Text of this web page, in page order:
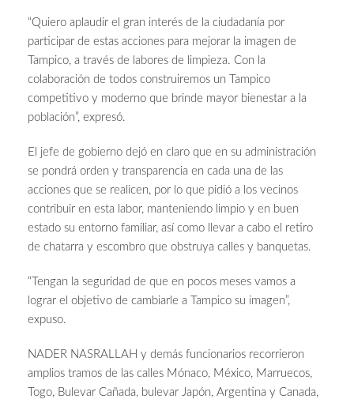
“Quiero aplaudir el gran interés de la ciudadanía por
participar de estas acciones para mejorar la imagen de
Tampico, a través de labores de limpieza. Con la
colaboración de todos construiremos un Tampico
competitivo y moderno que brinde mayor bienestar a la
población”, expresó.
El jefe de gobierno dejó en claro que en su administración
se pondrá orden y transparencia en cada una de las
acciones que se realicen, por lo que pidió a los vecinos
contribuir en esta labor, manteniendo limpio y en buen
estado su entorno familiar, así como llevar a cabo el retiro
de chatarra y escombro que obstruya calles y banquetas.
“Tengan la seguridad de que en pocos meses vamos a
lograr el objetivo de cambiarle a Tampico su imagen”,
expuso.
NADER NASRALLAH y demás funcionarios recorrieron
amplios tramos de las calles Mónaco, México, Marruecos,
Togo, Bulevar Cañada, bulevar Japón, Argentina y Canada,